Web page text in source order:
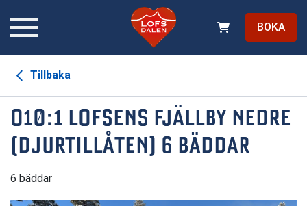
BOKA
Tillbaka
O10:1 LOFSENS FJÄLLBY NEDRE
(DJURTILLÅTEN) 6 BÄDDAR
6 bäddar